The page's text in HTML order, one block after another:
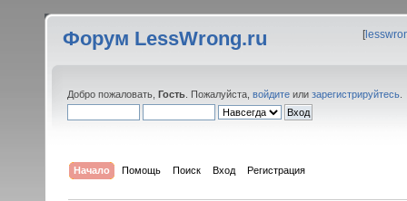
Форум LessWrong.ru [
Добро пожаловать, Гость . Пожалуйста, войдите или зарегистрируйтесь
Начало Помощь Поиск Вход Регистрация